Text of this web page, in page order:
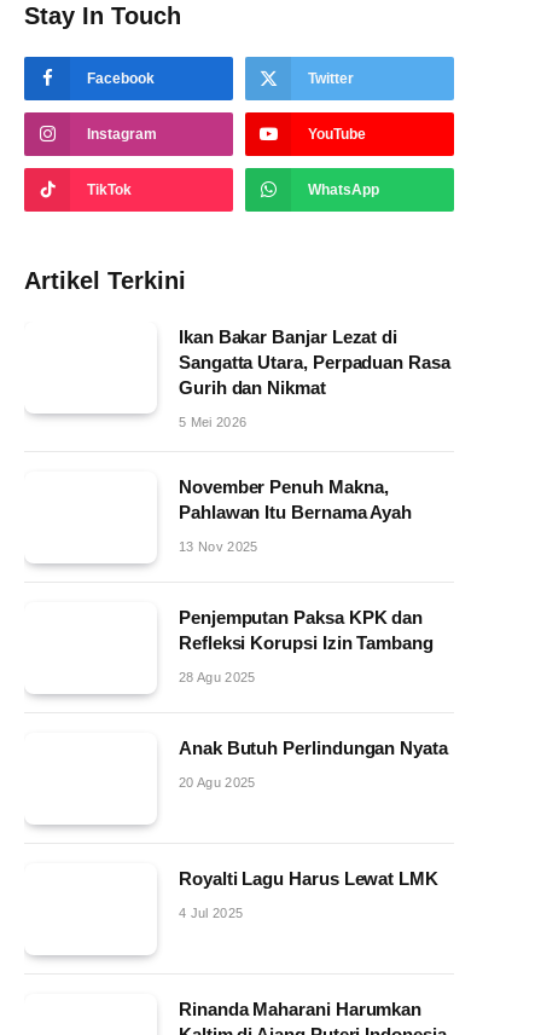
Stay In Touch
Facebook Twitter
Instagram YouTube
TikTok WhatsApp
Artikel Terkini
Ikan Bakar Banjar Lezat di
Sangatta Utara, Perpaduan Rasa
Gurih dan Nikmat
5 Mei 2026
November Penuh Makna,
Pahlawan Itu Bernama Ayah
13 Nov 2025
Penjemputan Paksa KPK dan
Refleksi Korupsi Izin Tambang
28 Agu 2025
Anak Butuh Perlindungan Nyata
20 Agu 2025
Royalti Lagu Harus Lewat LMK
4 Jul 2025
Rinanda Maharani Harumkan